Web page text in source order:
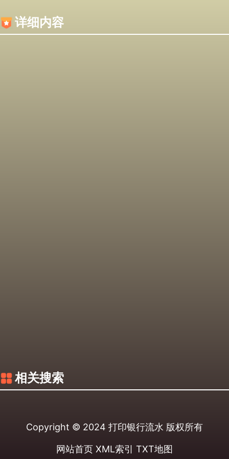
详细内容
相关搜索
Copyright © 2024 打印银行流水 版权所有
网站首页 XML索引 TXT地图